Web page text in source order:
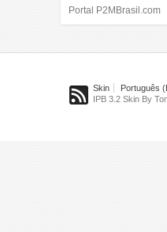
Portal P2MBrasil.com
Skin Português
IPB 3.2 Skin By